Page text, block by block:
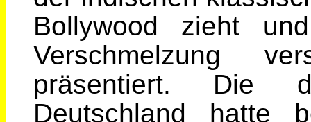
Bollywood zieht
Verschmelzung
präsentiert. Die
Deutschland hatte